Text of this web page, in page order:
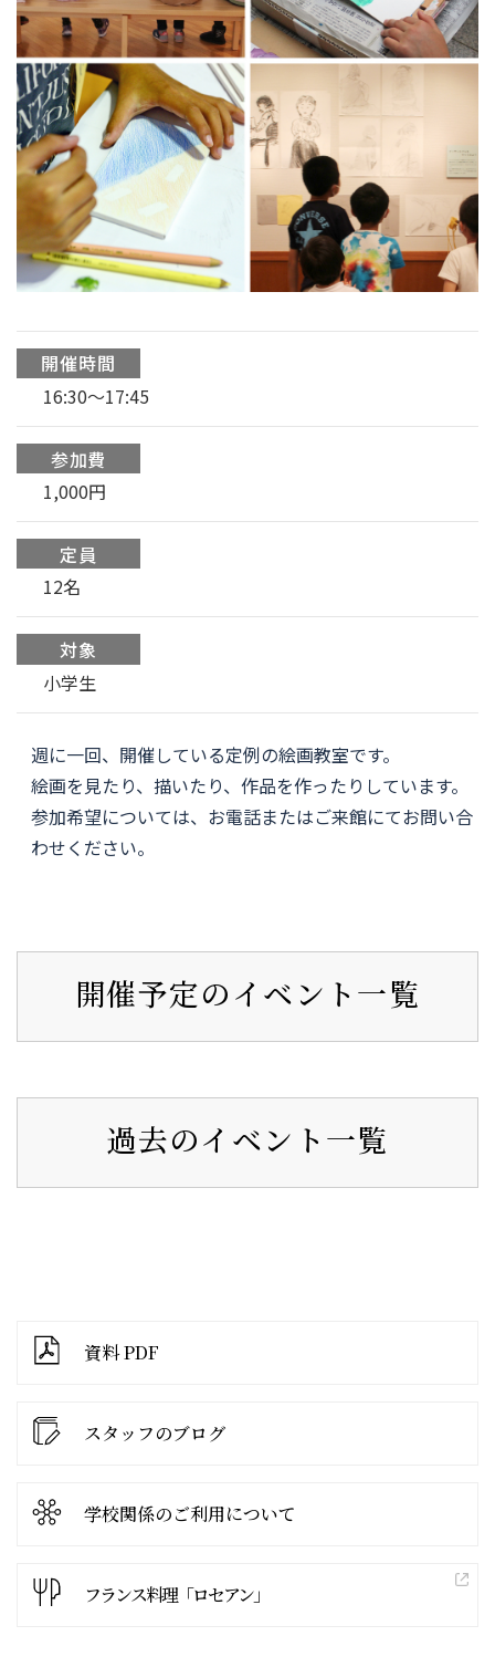
開催時間
16:30〜17:45
参加費
1,000円
定員
12名
対象
小学生
週に一回、開催している定例の絵画教室です。
絵画を見たり、描いたり、作品を作ったりしています。
参加希望については、お電話またはご来館にてお問い合
わせください。
開催予定のイベント一覧
過去のイベント一覧
資料 PDF
スタッフのブログ
学校関係のご利用について
フランス料理「ロセアン」